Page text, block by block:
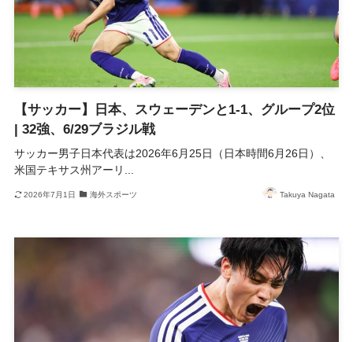
【サッカー】日本、スウェーデンと1-1、グループ2位
| 32強、6/29ブラジル戦
サッカー男子日本代表は2026年6月25日（日本時間6月26日）、
米国テキサス州アーリ...
2026年7月1日 海外スポーツ Takuya Nagata